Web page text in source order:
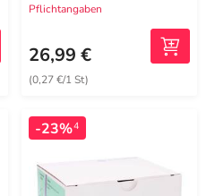
Pflichtangaben
26,99 €
(0,27 €/1 St)
-23%4